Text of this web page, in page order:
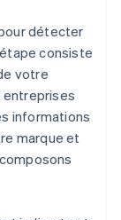
détecter
consiste
votre
entreprises
informations
marque et